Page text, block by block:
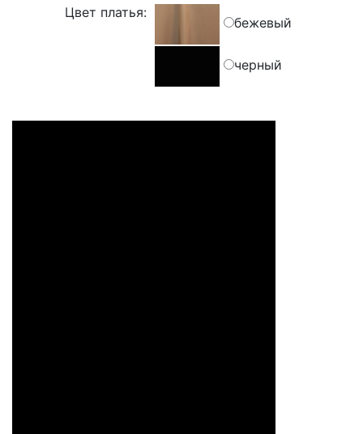
Цвет платья:
бежевый
черный